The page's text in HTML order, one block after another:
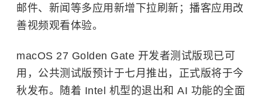
邮件、新闻等多应用新增下拉刷新；播客应用改
善视频观看体验。
macOS 27 Golden Gate 开发者测试版现已可
用，公共测试版预计于七月推出，正式版将于今
秋发布。随着 Intel 机型的退出和 AI 功能的全面